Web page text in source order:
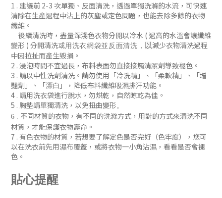
1 . 建議前 2-3 次單獨、反面清洗 ， 透過單獨洗滌的水流，可快速
清除在生產過程中沾上的灰塵或定色問題 ， 也能去除多餘的衣物
纖維。
後續清洗時 ，盡量深淺色衣物分開以冷水 ( 過高的水溫會讓纖維
變形 ) 分開清洗或用洗衣網袋並 反面清洗 ， 以減少衣物清洗過程
中因拉扯而產生毀損。
2 . 浸泡時間不宜過長，布料表面勿直接接觸清潔劑導致褪色。
3 . 請以中性洗劑清洗。請勿使用「冷洗精」、「柔軟精」
、「增
豔劑」
、「漂白」，降低布料纖維吸濕排汗功能 。
4 . 請用洗衣袋進行脫水，勿烘乾，自然晾乾為佳。
5 . 胸墊請單獨清洗，以免扭曲變形。
6 . 不同材質的衣物，有不同的洗滌方式，用對的方式來清洗不同
材質，才能保護衣物壽命。
7 . 有色衣物的材質，若想要了解定色是否完好（色牢度），您可
以在洗衣前先用濕布覆蓋，或將衣物一小角沾濕，看看是否會褪
色 。
貼心提醒